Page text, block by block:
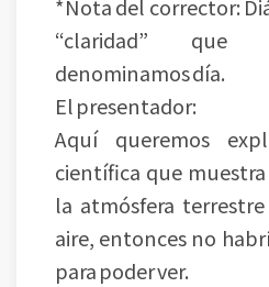
*Nota del corrector:
“claridad” que
denominamos día.
El presentador:
Aquí queremos
científica que
la atmósfera
aire, entonces no
para poder ver.